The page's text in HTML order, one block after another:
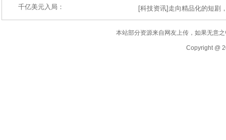
千亿美元入局：
[科技资讯] 走向精品化的短剧
本站部分资源来自网友上传，如果无意
Copyright @